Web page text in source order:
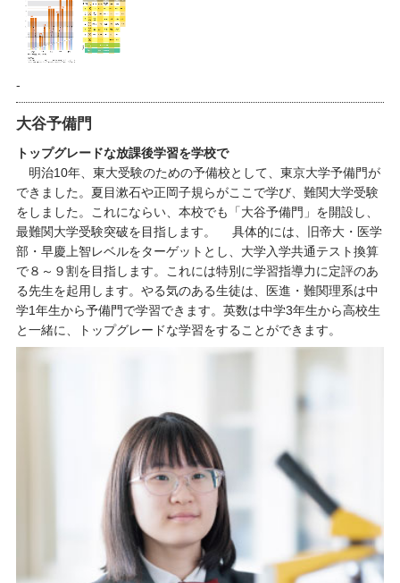
-
大谷予備門
トップグレードな放課後学習を学校で
明治10年、東大受験のための予備校として、東京大学予備門が
できました。夏目漱石や正岡子規らがここで学び、難関大学受験
をしました。これにならい、本校でも「大谷予備門」を開設し、
最難関大学受験突破を目指します。 具体的には、旧帝大・医学
部・早慶上智レベルをターゲットとし、大学入学共通テスト換算
で８～９割を目指します。これには特別に学習指導力に定評のあ
る先生を起用します。やる気のある生徒は、医進・難関理系は中
学1年生から予備門で学習できます。英数は中学3年生から高校生
と一緒に、トップグレードな学習をすることができます。